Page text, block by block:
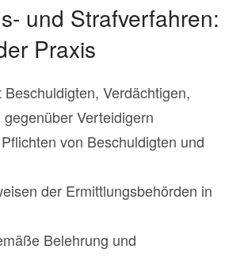
und Strafverfahren:
Praxis
Beschuldigten, Verdächtigen,
Verteidigern
von Beschuldigten und
der Ermittlungsbehörden in
Belehrung und